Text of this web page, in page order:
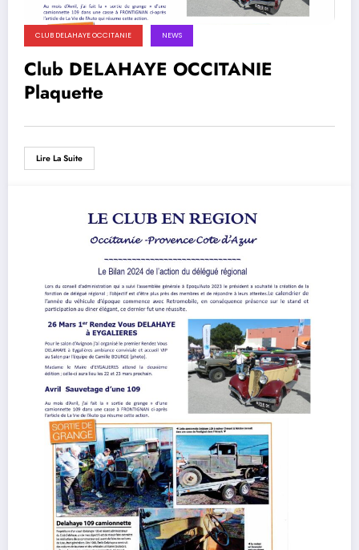
CLUB DELAHAYE OCCITANIE NEWS
Club DELAHAYE OCCITANIE
Plaquette
Lire La Suite